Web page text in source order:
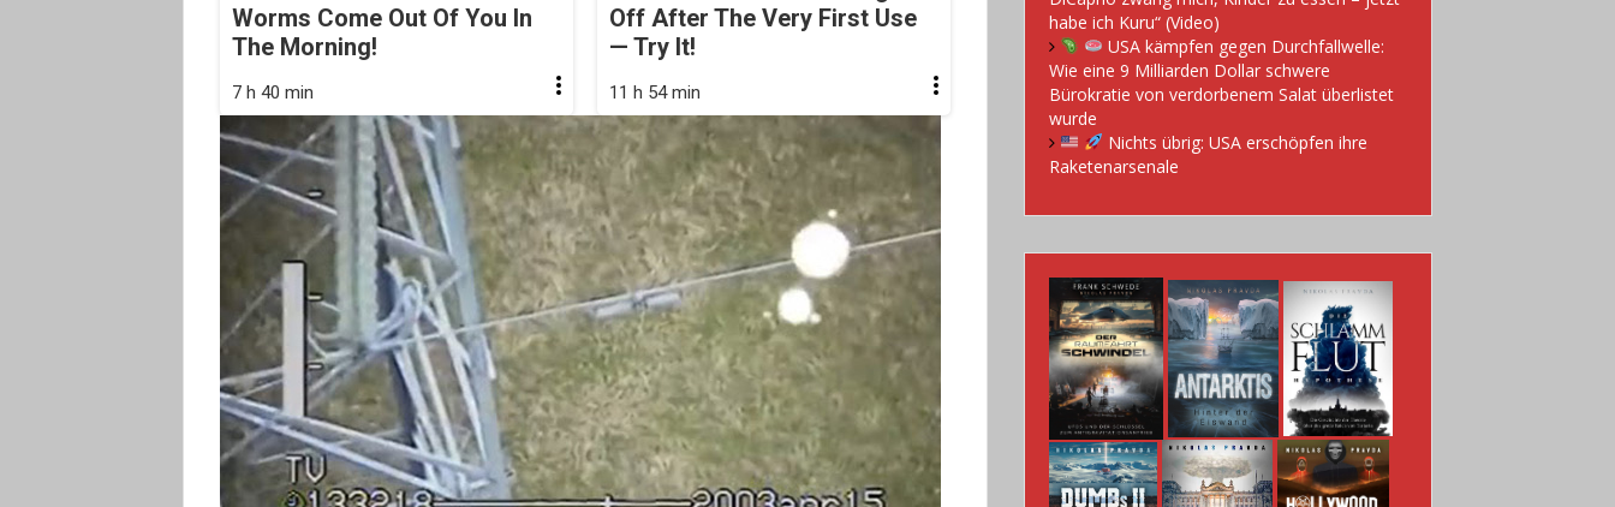
Worms Come Out Of You In
The Morning!
7 h 40 min
Off After The Very First Use
— Try It!
11 h 54 min
habe ich Kuru“ (Video)
USA kämpfen gegen Durchfallwelle:
Wie eine 9 Milliarden Dollar schwere
Bürokratie von verdorbenem Salat überlistet
wurde
Nichts übrig: USA erschöpfen ihre
Raketenarsenale